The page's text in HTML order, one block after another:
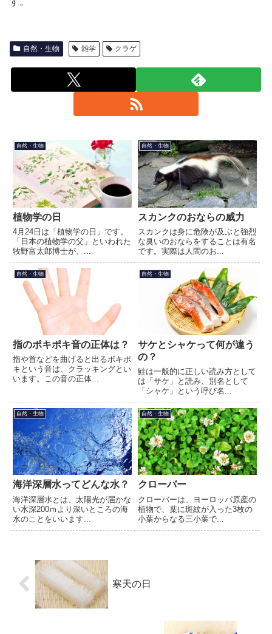
自然・生物 雑学 クラゲ
自然・生物
植物学の日
4月24日は「植物学の日」です。
「日本の植物学の父」といわれた
牧野富太郎博士が、...
自然・生物
スカンクのおならの威力
スカンクは身に危険が及ぶと強烈
な臭いのおならをすることは有名
です。実際は人間のお...
自然・生物
指のポキポキ音の正体は？
指や首などを曲げると出るポキポ
キという音は、クラッキングとい
います。この音の正体...
自然・生物
サケとシャケって何が違う
の？
鮭は一般的に正しい読み方として
は「サケ」と読み、別名として
「シャケ」という呼び名...
自然・生物
海洋深層水ってどんな水？
海洋深層水とは、太陽光が届かな
い水深200ｍより深いところの海
水のことをいいます...
自然・生物
クローバー
クローバーは、ヨーロッパ原産の
植物で、葉に斑紋が入った3枚の
小葉からなる三小葉で...
寒天の日